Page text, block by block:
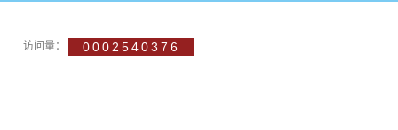
访问量： 0002540376